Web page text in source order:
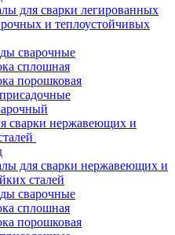
для сварки легированных
и теплоустойчивых
сварочные
сплошная
порошковая
сварки нержавеющих и
для сварки нержавеющих и
сталей
сварочные
сплошная
порошковая